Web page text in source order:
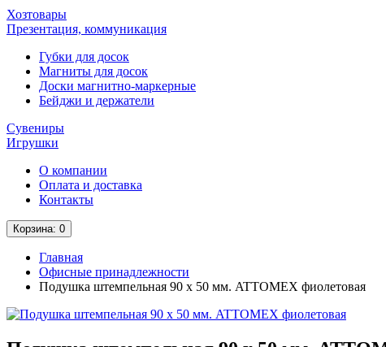
Хозтовары
Презентация, коммуникация
Губки для досок
Магниты для досок
Доски магнитно-маркерные
Бейджи и держатели
Сувениры
Игрушки
О компании
Оплата и доставка
Контакты
Корзина: 0
Главная
Офисные принадлежности
Подушка штемпельная 90 х 50 мм. ATTOMEX фиолетовая